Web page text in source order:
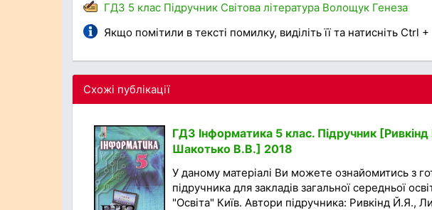
ГДЗ 5 клас Підручник Світова література Волощук Генеза
Якщо помітили в тексті помилку, виділіть її та натисніть Ctrl
Схожі публікації
ГДЗ Інформатика 5 клас. Підручник
Шакотько В.В.] 2018
У даному матеріалі Ви можете ознайомитись з
підручника для закладів загальної середньої
"Освіта" Київ. Автори підручника: Ривкінд Й.Я.,